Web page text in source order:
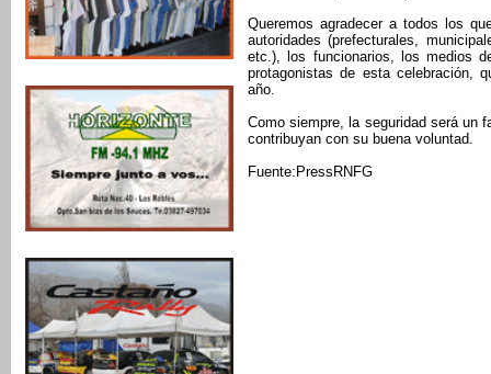
Queremos agradecer a todos los
autoridades (prefecturales,
etc.), los funcionarios, los medios
protagonistas de esta celebración,
año.
Como siempre, la seguridad será un
contribuyan con su buena voluntad.
Fuente:PressRNFG